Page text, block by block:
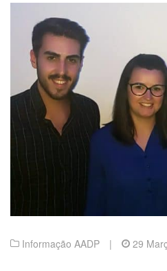
Informação AADP | 29